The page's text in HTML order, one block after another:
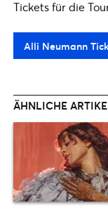
Tickets für die
Alli Neumann
ÄHNLICHE